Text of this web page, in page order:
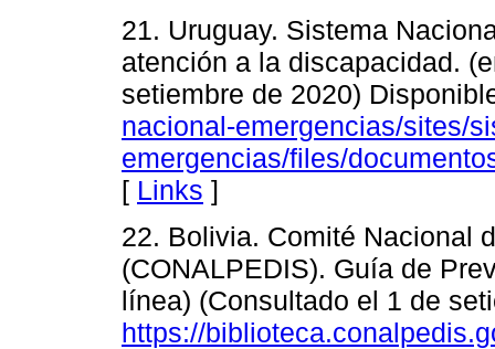
21. Uruguay. Sistema
atención a la discapacidad.
setiembre de 2020)
nacional-emergencias/sites/
emergencias/files/
[ Links ]
22. Bolivia. Comité Nacional
(CONALPEDIS). Guía de
línea) (Consultado el 1 de
https://